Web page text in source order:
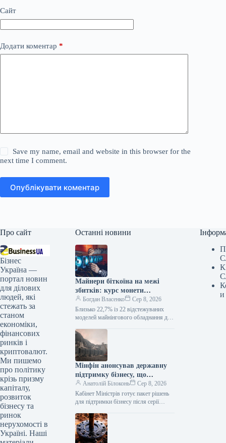
Сайт
Додати коментар *
Save my name, email and website in this browser for the
next time I comment.
Опублікувати коментар
Про сайт
Бізнес
Україна —
портал новин
для ділових
людей, які
стежать за
станом
економіки,
фінансових
ринків і
криптовалют.
Ми пишемо
про політику
крізь призму
капіталу,
розвиток
бізнесу та
ринок
нерухомості в
Україні. Наші
Останні новини
Майнери біткоїна на межі
збитків: курс монети
прогнозують на $46 787
Богдан Власенко
Сер 8, 2026
Близько 22,7% із 22 відстежуваних
моделей майнінгового обладнання для
дохідність. Такі дані наводять
дослідники WuBlockchain…
Мінфін анонсував державну
підтримку бізнесу, що
постраждав від ударів по
логістичній інфраструктурі
Анатолій Білоконь
Сер 8, 2026
Кабінет Міністрів готує пакет рішень
для підтримки бізнесу після серії
інфраструктуру. Зокрема, уряд планує
забезпечити безперебійну…
и